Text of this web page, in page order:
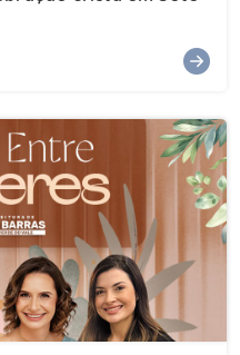
Profissional
FAÇA